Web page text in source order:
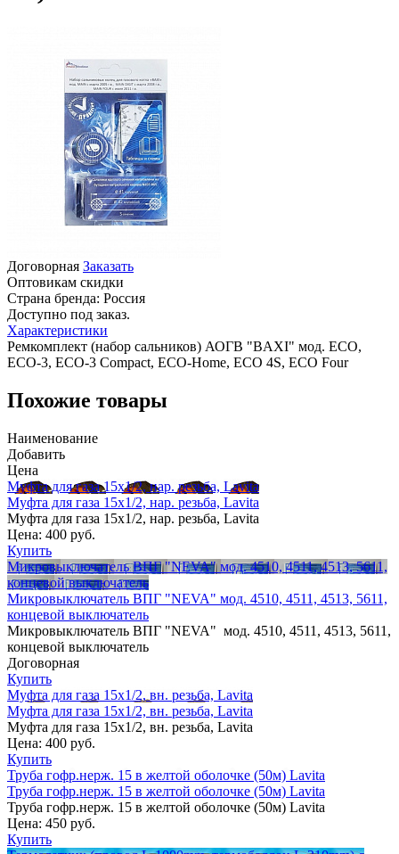
Договорная Заказать
Оптовикам скидки
Страна бренда: Россия
Доступно под заказ.
Характеристики
Ремкомплект (набор сальников) АОГВ "BAXI" мод. ECO,
ECO-3, ECO-3 Compact, ECO-Home, ECO 4S, ECO Four
Похожие товары
Наименование
Добавить
Цена
Муфта для газа 15х1/2, нар. резьба, Lavita
Муфта для газа 15х1/2, нар. резьба, Lavita
Муфта для газа 15х1/2, нар. резьба, Lavita
Цена: 400 руб.
Купить
Микровыключатель ВПГ "NEVA" мод. 4510, 4511, 4513, 5611,
концевой выключатель
Микровыключатель ВПГ "NEVA" мод. 4510, 4511, 4513, 5611,
концевой выключатель
Микровыключатель ВПГ "NEVA" мод. 4510, 4511, 4513, 5611,
концевой выключатель
Договорная
Купить
Муфта для газа 15х1/2, вн. резьба, Lavita
Муфта для газа 15х1/2, вн. резьба, Lavita
Муфта для газа 15х1/2, вн. резьба, Lavita
Цена: 400 руб.
Купить
Труба гофр.нерж. 15 в желтой оболочке (50м) Lavita
Труба гофр.нерж. 15 в желтой оболочке (50м) Lavita
Труба гофр.нерж. 15 в желтой оболочке (50м) Lavita
Цена: 450 руб.
Купить